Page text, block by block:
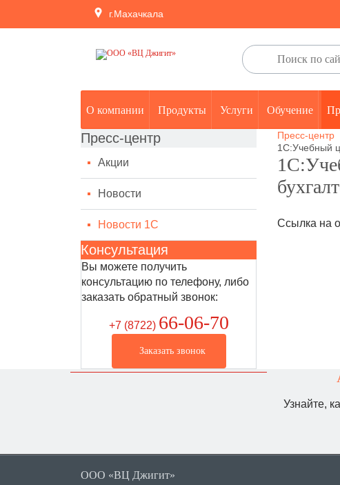
г.Махачкала
О компании Продукты Услуги Обучение
Пресс-центр
Акции
Новости
Новости 1С
Консультация
Вы можете получить
консультацию по телефону, либо
заказать обратный звонок:
+7 (8722) 66-06-70
Заказать звонок
Пресс-центр
1С:Учебный
Ссылка на
Узнайте,
ООО «ВЦ Джигит»